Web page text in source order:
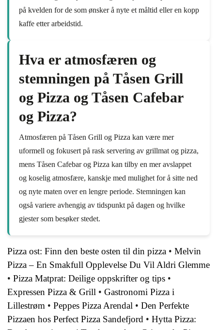
på kvelden for de som ønsker å nyte et måltid eller en kopp
kaffe etter arbeidstid.
Hva er atmosfæren og
stemningen på Tåsen Grill
og Pizza og Tåsen Cafebar
og Pizza?
Atmosfæren på Tåsen Grill og Pizza kan være mer
uformell og fokusert på rask servering av grillmat og pizza,
mens Tåsen Cafebar og Pizza kan tilby en mer avslappet
og koselig atmosfære, kanskje med mulighet for å sitte ned
og nyte maten over en lengre periode. Stemningen kan
også variere avhengig av tidspunkt på dagen og hvilke
gjester som besøker stedet.
Pizza ost: Finn den beste osten til din pizza • Melvin
Pizza – En Smakfull Opplevelse Du Vil Aldri Glemme
• Pizza Matprat: Deilige oppskrifter og tips •
Expressen Pizza & Grill • Gastronomi Pizza i
Lillestrøm • Peppes Pizza Arendal • Den Perfekte
Pizzaen hos Perfect Pizza Sandefjord • Hytta Pizza: